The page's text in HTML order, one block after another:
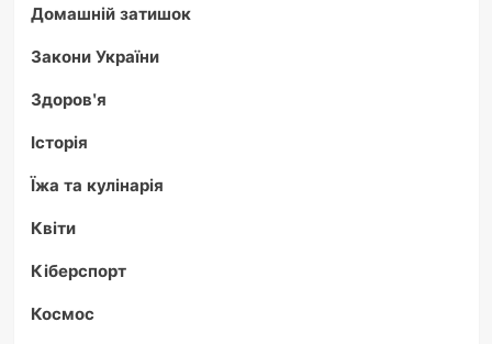
Домашній затишок
Закони України
Здоров'я
Історія
Їжа та кулінарія
Квіти
Кіберспорт
Космос